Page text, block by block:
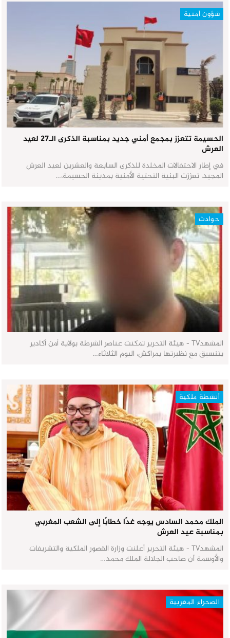
شؤون أمنية
الحسيمة تتعزز بمجمع أمني جديد بمناسبة الذكرى الـ27 لعيد
العرش
في إطار الاحتفالات المخلدة للذكرى السابعة والعشرين لعيد العرش
المجيد، تعززت البنية التحتية الأمنية بمدينة الحسيمة،…
حوادث
المشهدTV - هيئة التحرير تمكنت عناصر الشرطة بولاية أمن أكادير
بتنسيق مع نظيرتها بمراكش، اليوم الثلاثاء…
أنشطة ملكية
الملك محمد السادس يوجه غدًا خطابًا إلى الشعب المغربي
بمناسبة عيد العرش
المشهدTV - هيئة التحرير أعلنت وزارة القصور الملكية والتشريفات
والأوسمة أن صاحب الجلالة الملك محمد…
الصحراء المغربية